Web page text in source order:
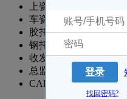
上瓷部
车瓷部
胶托/排牙/正畸
钢托部/电脑设计钢托
收发部/行政/人事/文员
总监/全套
CAD/CAM/数控
登录
找回密码?